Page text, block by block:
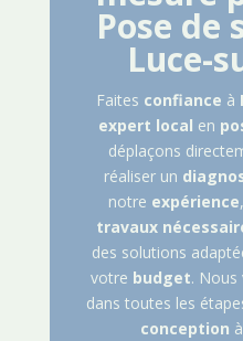
Pose de
Luce-
Faites confiance à
expert local en
déplaçons
réaliser un
notre expérience
travaux
des solutions
votre budget. Nous
dans toutes les
conception